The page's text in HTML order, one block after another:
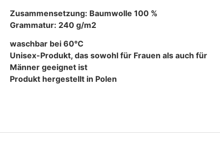
Zusammensetzung: Baumwolle 100 %
Grammatur: 240 g/m2
waschbar bei 60°C
Unisex-Produkt, das sowohl für Frauen als auch für
Männer geeignet ist
Produkt hergestellt in Polen